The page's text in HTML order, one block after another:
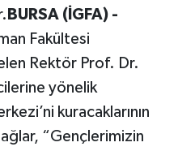
BURSA (İGFA) -
Fakültesi
Rektör Prof. Dr.
yönelik
kuracaklarının
“Gençlerimizin